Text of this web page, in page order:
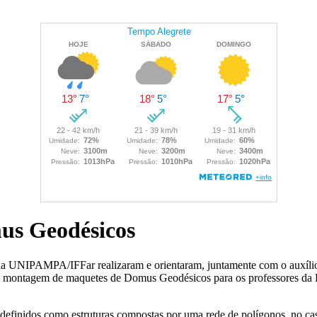
Geodésicos
UNIPAMPA/IFFar realizaram e orientaram, juntamente com o
de maquetes de Domus Geodésicos para os professores
como estruturas compostas por uma rede de polígonos, no